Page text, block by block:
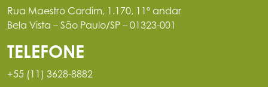
Rua Maestro Cardim, 1.170, 11º andar
Bela Vista – São Paulo/SP – 01323-001
TELEFONE
+55 (11) 3628-8882